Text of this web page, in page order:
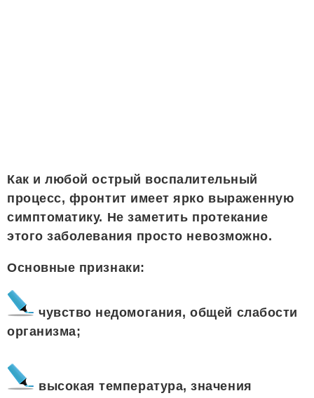
Как и любой острый воспалительный
процесс, фронтит имеет ярко выраженную
симптоматику. Не заметить протекание
этого заболевания просто невозможно.
Основные признаки:
чувство недомогания, общей слабости
организма;
высокая температура, значения